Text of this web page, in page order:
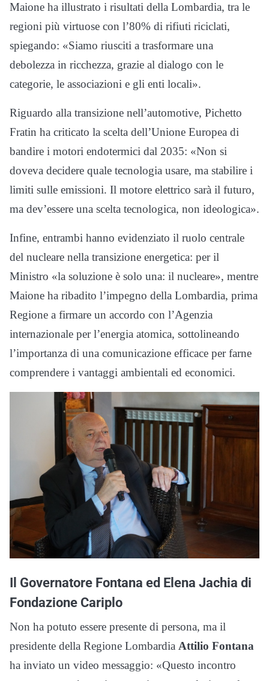
Maione ha illustrato i risultati della Lombardia, tra le
regioni più virtuose con l’80% di rifiuti riciclati,
spiegando: «Siamo riusciti a trasformare una
debolezza in ricchezza, grazie al dialogo con le
categorie, le associazioni e gli enti locali».
Riguardo alla transizione nell’automotive, Pichetto
Fratin ha criticato la scelta dell’Unione Europea di
bandire i motori endotermici dal 2035: «Non si
doveva decidere quale tecnologia usare, ma stabilire i
limiti sulle emissioni. Il motore elettrico sarà il futuro,
ma dev’essere una scelta tecnologica, non ideologica».
Infine, entrambi hanno evidenziato il ruolo centrale
del nucleare nella transizione energetica: per il
Ministro «la soluzione è solo una: il nucleare», mentre
Maione ha ribadito l’impegno della Lombardia, prima
Regione a firmare un accordo con l’Agenzia
internazionale per l’energia atomica, sottolineando
l’importanza di una comunicazione efficace per farne
comprendere i vantaggi ambientali ed economici.
Il Governatore Fontana ed Elena Jachia di
Fondazione Cariplo
Non ha potuto essere presente di persona, ma il
presidente della Regione Lombardia Attilio Fontana
ha inviato un video messaggio: «Questo incontro